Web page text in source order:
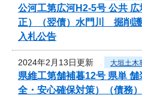
公河工第広河H2-5号 公共
正）（翌債）水門川 掘削
入札公告
2024年2月13日更新 大垣土木
県維工第舗補暮12号 県単
全・安心確保対策）（債